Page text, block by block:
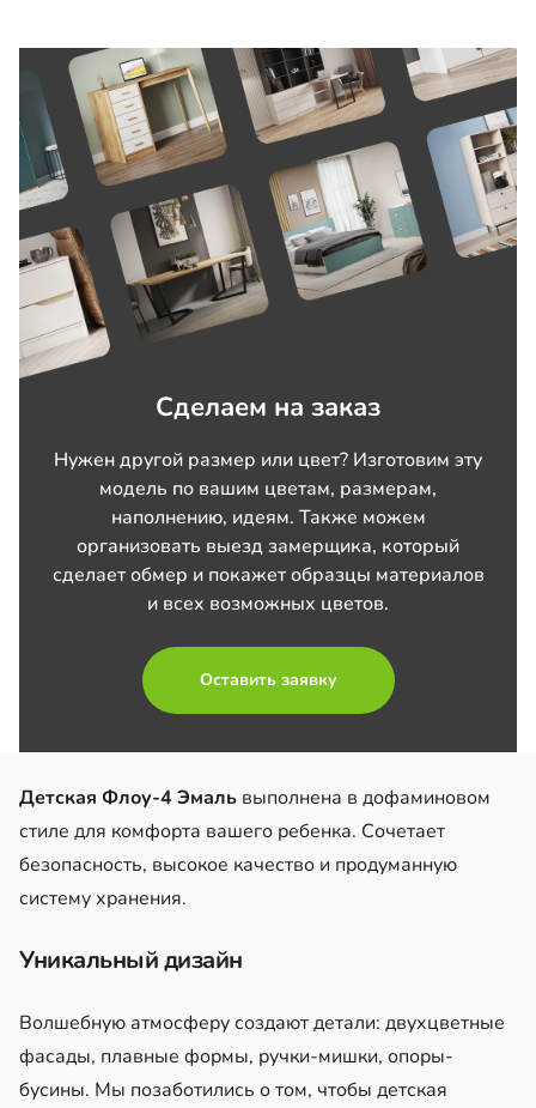
Сделаем на заказ
Нужен другой размер или цвет? Изготовим эту
модель по вашим цветам, размерам,
наполнению, идеям. Также можем
организовать выезд замерщика, который
сделает обмер и покажет образцы материалов
и всех возможных цветов.
Оставить заявку
Детская Флоу-4 Эмаль выполнена в дофаминовом
стиле для комфорта вашего ребенка. Сочетает
безопасность, высокое качество и продуманную
систему хранения.
Уникальный дизайн
Волшебную атмосферу создают детали: двухцветные
фасады, плавные формы, ручки-мишки, опоры-
бусины. Мы позаботились о том, чтобы детская